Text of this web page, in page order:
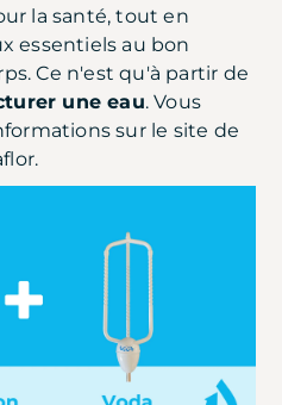
la santé, tout en
essentiels au bon
Ce n'est qu'à partir de
une eau. Vous
sur le site de